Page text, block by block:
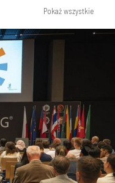
Pokaż wszystkie